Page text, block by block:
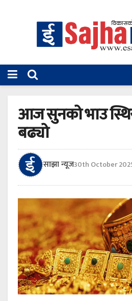
आज सुनको भाउ
बढ्यो
साझा न्यूज30th October